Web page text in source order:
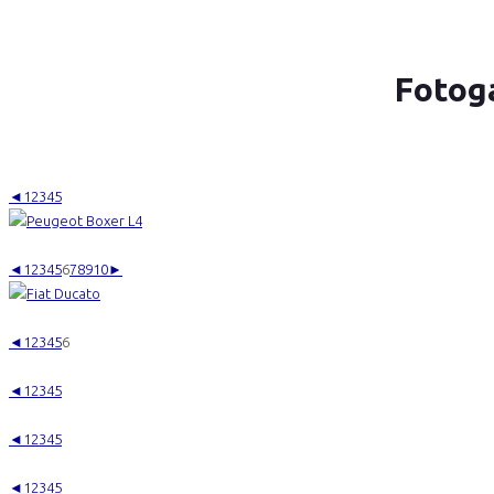
◄ 1 2345
◄ 1 2345678910►
◄ 1 23456
◄ 1 2345
◄ 1 2345
◄ 1 2345